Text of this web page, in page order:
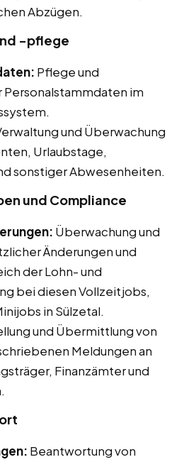
Abzügen.
-pflege
Pflege und
Personalstammdaten im
und Überwachung
Urlaubstage,
sonstiger Abwesenheiten.
und Compliance
Überwachung und
Änderungen und
der Lohn- und
bei diesen Vollzeitjobs,
in Sülzetal.
und Übermittlung von
Meldungen an
Finanzämter und
Beantwortung von